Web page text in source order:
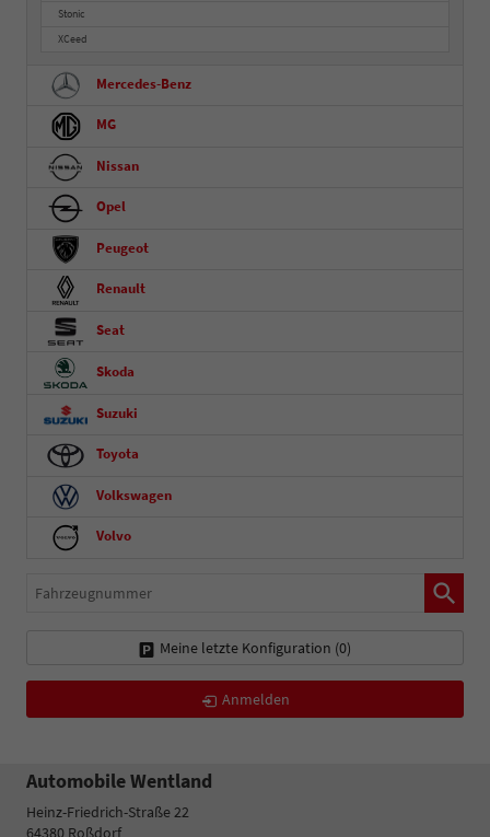
Stonic
XCeed
Mercedes-Benz
MG
Nissan
Opel
Peugeot
Renault
Seat
Skoda
Suzuki
Toyota
Volkswagen
Volvo
Fahrzeugnummer
Meine letzte Konfiguration (0)
Anmelden
Automobile Wentland
Heinz-Friedrich-Straße 22
64380 Roßdorf